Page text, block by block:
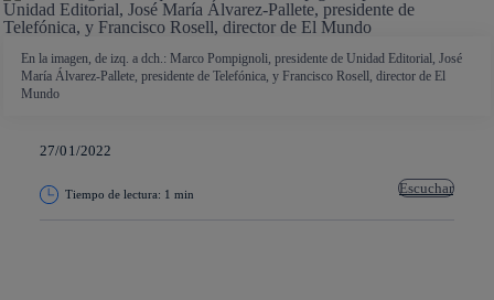
En la imagen, de izq. a dch.: Marco Pompignoli, presidente de Unidad Editorial, José
María Álvarez-Pallete, presidente de Telefónica, y Francisco Rosell, director de El
Mundo
27/01/2022
Tiempo de lectura: 1 min Escuchar